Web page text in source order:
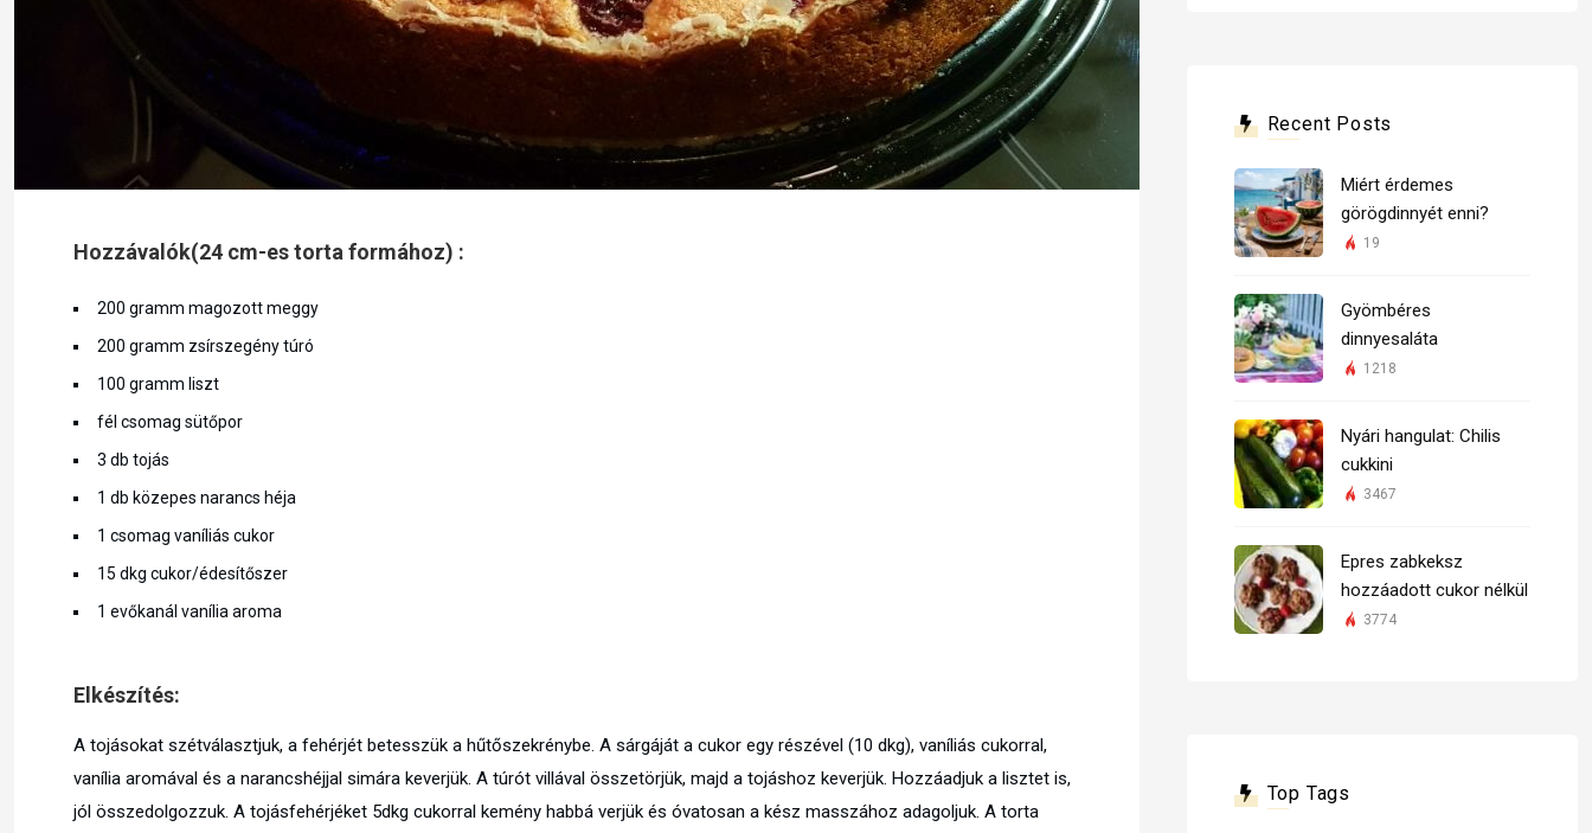
Hozzávalók(24 cm-es torta formához) :
200 gramm magozott meggy
200 gramm zsírszegény túró
100 gramm liszt
fél csomag sütőpor
3 db tojás
1 db közepes narancs héja
1 csomag vaníliás cukor
15 dkg cukor/édesítőszer
1 evőkanál vanília aroma
Elkészítés:
A tojásokat szétválasztjuk, a fehérjét betesszük a hűtőszekrénybe. A sárgáját a cukor egy részével (10 dkg), vaníliás cukorral,
vanília aromával és a narancshéjjal simára keverjük. A túrót villával összetörjük, majd a tojáshoz keverjük. Hozzáadjuk a lisztet is,
jól összedolgozzuk. A tojásfehérjéket 5dkg cukorral kemény habbá verjük és óvatosan a kész masszához adagoljuk. A torta
Recent Posts
Miért érdemes
görögdinnyét enni?
19
Gyömbéres
dinnyesaláta
1218
Nyári hangulat: Chilis
cukkini
3467
Epres zabkeksz
hozzáadott cukor nélkül
3774
Top Tags